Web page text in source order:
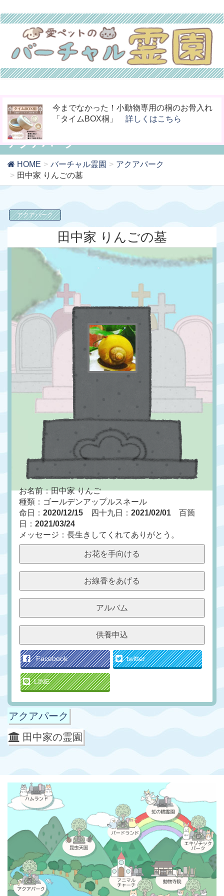
お骨壷をコンパクト化！お手元供養の新しい
カタチ「やすら木の箱」 詳しくはこちら
ペットの命日や周忌にオンライン上で法要を
行える「リモート供養」 詳しくはこちら
今までなかった！小動物専用の桐のお骨入れ
「タイムBOX桐」 詳しくはこちら
アクアパーク
HOME バーチャル霊園
アクアパーク
田中家 りんごの墓
アクアパーク
田中家 りんごの墓
お名前：田中家 りんご
種類：ゴールデンアップルスネール
命日： 2020/12/15 四十九日： 2021/02/01 百箇
日： 2021/03/24
メッセージ：長生きしてくれてありがとう。
お花を手向ける
お線香をあげる
アルバム
供養申込
Facebook twitter
LINE
アクアパーク
田中家の霊園